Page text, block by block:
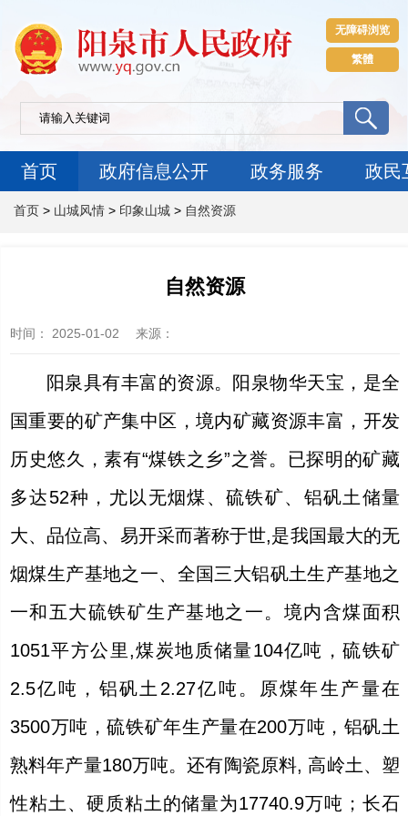
无障碍浏览
繁體
首页 政府信息公开 政务服务 政民
首页 > 山城风情 > 印象山城 > 自然资源
自然资源
时间： 2025-01-02 来源 ：
阳泉具有丰富的资源。阳泉物华天宝，是全
国重要的矿产集中区，境内矿藏资源丰富，开发
历史悠久，素有“煤铁之乡”之誉。已探明的矿藏
多达52种，尤以无烟煤、硫铁矿、铝矾土储量
大、品位高、易开采而著称于世,是我国最大的无
烟煤生产基地之一、全国三大铝矾土生产基地之
一和五大硫铁矿生产基地之一。境内含煤面积
1051平方公里,煤炭地质储量104亿吨，硫铁矿
2.5亿吨，铝矾土2.27亿吨。原煤年生产量在
3500万吨，硫铁矿年生产量在200万吨，铝矾土
熟料年产量180万吨。还有陶瓷原料, 高岭土、塑
性粘土、硬质粘土的储量为17740.9万吨；长石